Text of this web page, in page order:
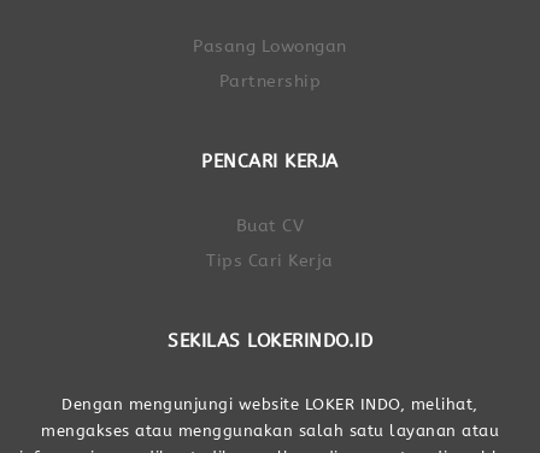
Pasang Lowongan
Partnership
PENCARI KERJA
Buat CV
Tips Cari Kerja
SEKILAS LOKERINDO.ID
Dengan mengunjungi website LOKER INDO, melihat,
mengakses atau menggunakan salah satu layanan atau